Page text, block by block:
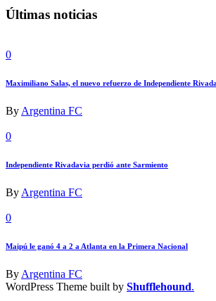
Últimas noticias
0
Maximiliano Salas, el nuevo refuerzo de Independiente
By Argentina FC
0
Independiente Rivadavia perdió ante Sarmiento
By Argentina FC
0
Maipú le ganó 4 a 2 a Atlanta en la Primera Nacional
By Argentina FC
WordPress Theme built by Shufflehound.